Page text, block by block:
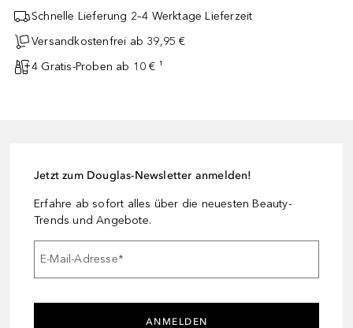
Schnelle Lieferung 2–4 Werktage Lieferzeit
Versandkostenfrei ab 39,95 €
4 Gratis-Proben ab 10 € ¹
Jetzt zum Douglas-Newsletter anmelden!
Erfahre ab sofort alles über die neuesten Beauty-
Trends und Angebote.
E-Mail-Adresse*
ANMELDEN